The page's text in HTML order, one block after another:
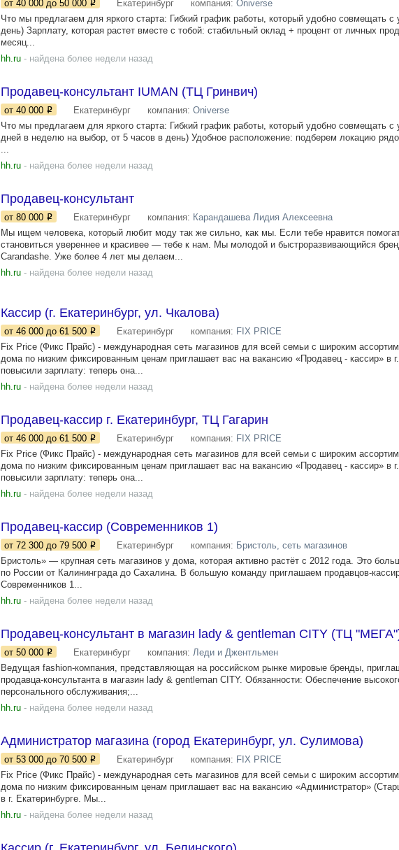
от 40 000 до 50 000 Екатеринбург компания: Oniverse
Что мы предлагаем для яркого старта: Гибкий график работы, который удобно совмещать с
день) Зарплату, которая растет вместе с тобой: стабильный оклад + процент от личных
месяц...
hh.ru - найдена более недели назад
Продавец-консультант IUMAN (ТЦ Гринвич)
от 40 000 Екатеринбург компания: Oniverse
Что мы предлагаем для яркого старта: Гибкий график работы, который удобно совмещать с
дней в неделю на выбор, от 5 часов в день) Удобное расположение: подберем локацию
...
hh.ru - найдена более недели назад
Продавец-консультант
от 80 000 Екатеринбург компания: Карандашева Лидия Алексеевна
Мы ищем человека, который любит моду так же сильно, как мы. Если тебе нравится
становиться увереннее и красивее — тебе к нам. Мы молодой и быстроразвивающийся
Carandashe. Уже более 4 лет мы делаем...
hh.ru - найдена более недели назад
Кассир (г. Екатеринбург, ул. Чкалова)
от 46 000 до 61 500 Екатеринбург компания: FIX PRICE
Fix Price (Фикс Прайс) - международная сеть магазинов для всей семьи с широким
дома по низким фиксированным ценам приглашает вас на вакансию «Продавец - кассир» в
повысили зарплату: теперь она...
hh.ru - найдена более недели назад
Продавец-кассир г. Екатеринбург, ТЦ Гагарин
от 46 000 до 61 500 Екатеринбург компания: FIX PRICE
Fix Price (Фикс Прайс) - международная сеть магазинов для всей семьи с широким
дома по низким фиксированным ценам приглашает вас на вакансию «Продавец - кассир» в
повысили зарплату: теперь она...
hh.ru - найдена более недели назад
Продавец-кассир (Современников 1)
от 72 300 до 79 500 Екатеринбург компания: Бристоль, сеть магазинов
Бристоль» — крупная сеть магазинов у дома, которая активно растёт с 2012 года. Это
по России от Калининграда до Сахалина. В большую команду приглашаем продавцов-
Современников 1...
hh.ru - найдена более недели назад
Продавец-консультант в магазин lady & gentleman CITY (ТЦ
от 50 000 Екатеринбург компания: Леди и Джентльмен
Ведущая fashion-компания, представляющая на российском рынке мировые бренды,
продавца-консультанта в магазин lady & gentleman CITY. Обязанности: Обеспечение
персонального обслуживания;...
hh.ru - найдена более недели назад
Администратор магазина (город Екатеринбург, ул. Сулимова)
от 53 000 до 70 500 Екатеринбург компания: FIX PRICE
Fix Price (Фикс Прайс) - международная сеть магазинов для всей семьи с широким
дома по низким фиксированным ценам приглашает вас на вакансию «Администратор»
в г. Екатеринбурге. Мы...
hh.ru - найдена более недели назад